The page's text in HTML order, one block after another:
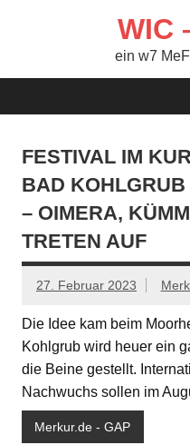
WIC
ein w7
FESTIVAL IM
BAD
– OIMERA,
TRETEN AUF
27. Februar 2023
Die Idee kam beim
Kohlgrub wird heuer ein
die Beine gestellt.
Nachwuchs sollen im
Merkur.de - GAP